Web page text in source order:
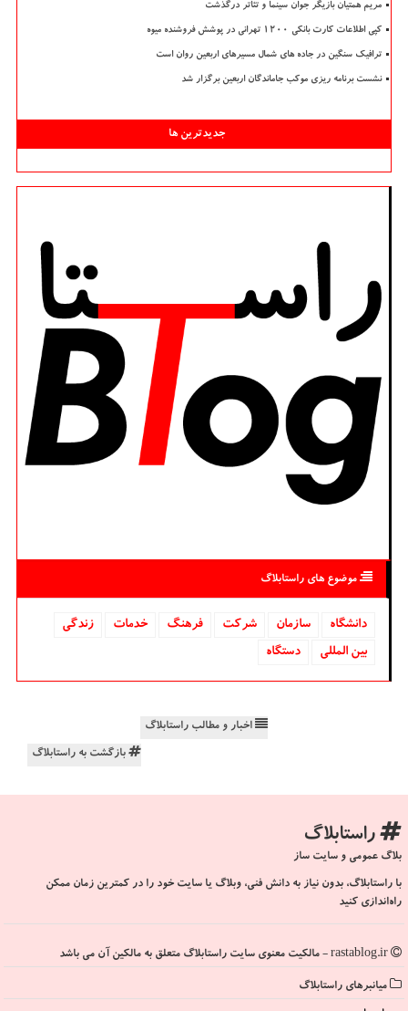
مریم همتیان بازیگر جوان سینما و تئاتر درگذشت
کپی اطلاعات کارت بانکی ۱۲۰۰ تهرانی در پوشش فروشنده میوه
ترافیک سنگین در جاده های شمال مسیرهای اربعین روان است
نشست برنامه ریزی موکب جاماندگان اربعین برگزار شد
جدیدترین ها
موضوع های راستابلاگ
دانشگاه‌ سازمان شركت فرهنگ خدمات
زندگی
بین المللی
دستگاه
اخبار و مطالب راستابلاگ
بازگشت به راستابلاگ
راستابلاگ
بلاگ عمومی و سایت ساز
با راستابلاگ، بدون نیاز به دانش فنی، وبلاگ یا سایت خود را در کمترین زمان ممکن
راه‌اندازی کنید
میانبرهای راستابلاگ